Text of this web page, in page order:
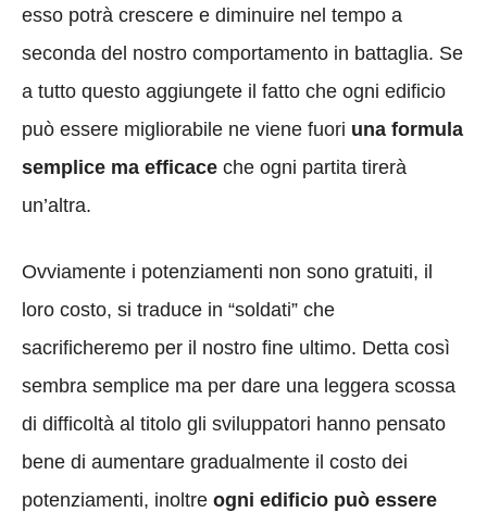
esso potrà crescere e diminuire nel tempo a
seconda del nostro comportamento in battaglia. Se
a tutto questo aggiungete il fatto che ogni edificio
può essere migliorabile ne viene fuori una formula
semplice ma efficace che ogni partita tirerà
un’altra.
Ovviamente i potenziamenti non sono gratuiti, il
loro costo, si traduce in “soldati” che
sacrificheremo per il nostro fine ultimo. Detta così
sembra semplice ma per dare una leggera scossa
di difficoltà al titolo gli sviluppatori hanno pensato
bene di aumentare gradualmente il costo dei
potenziamenti, inoltre ogni edificio può essere